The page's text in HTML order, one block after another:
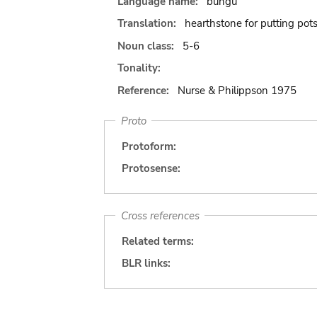
Translation:
hearthstone for putting
Noun class:
5-6
Tonality:
Reference:
Nurse & Philippson 1975
Proto
Protoform:
Protosense:
Cross references
Related terms:
BLR links: